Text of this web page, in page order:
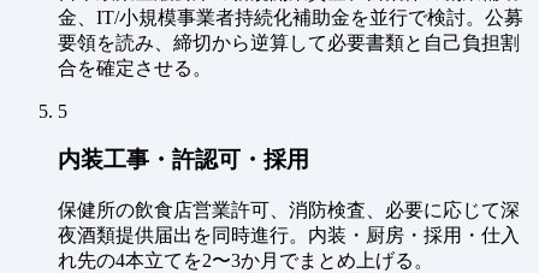
金、IT/小規模事業者持続化補助金を並行で検討。公募
要領を読み、締切から逆算して必要書類と自己負担割
合を確定させる。
5
内装工事・許認可・採用
保健所の飲食店営業許可、消防検査、必要に応じて深
夜酒類提供届出を同時進行。内装・厨房・採用・仕入
れ先の4本立てを2〜3か月でまとめ上げる。